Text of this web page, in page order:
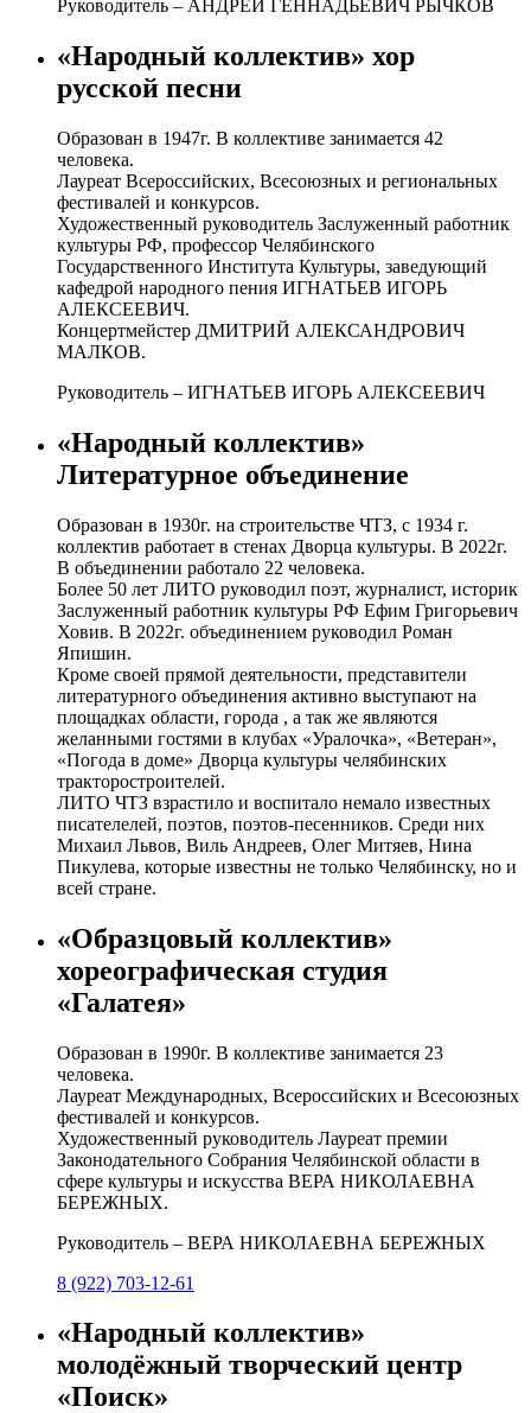
Руководитель – АНДРЕЙ ГЕННАДЬЕВИЧ РЫЧКОВ
«Народный коллектив» хор
русской песни
Образован в 1947г. В коллективе занимается 42
человека.
Лауреат Всероссийских, Всесоюзных и региональных
фестивалей и конкурсов.
Художественный руководитель Заслуженный работник
культуры РФ, профессор Челябинского
Государственного Института Культуры, заведующий
кафедрой народного пения ИГНАТЬЕВ ИГОРЬ
АЛЕКСЕЕВИЧ.
Концертмейстер ДМИТРИЙ АЛЕКСАНДРОВИЧ
МАЛКОВ.
Руководитель – ИГНАТЬЕВ ИГОРЬ АЛЕКСЕЕВИЧ
«Народный коллектив»
Литературное объединение
Образован в 1930г. на строительстве ЧТЗ, с 1934 г.
коллектив работает в стенах Дворца культуры. В 2022г.
В объединении работало 22 человека.
Более 50 лет ЛИТО руководил поэт, журналист, историк
Заслуженный работник культуры РФ Ефим Григорьевич
Ховив. В 2022г. объединением руководил Роман
Япишин.
Кроме своей прямой деятельности, представители
литературного объединения активно выступают на
площадках области, города , а так же являются
желанными гостями в клубах «Уралочка», «Ветеран»,
«Погода в доме» Дворца культуры челябинских
тракторостроителей.
ЛИТО ЧТЗ взрастило и воспитало немало известных
писателелей, поэтов, поэтов-песенников. Среди них
Михаил Львов, Виль Андреев, Олег Митяев, Нина
Пикулева, которые известны не только Челябинску, но и
всей стране.
«Образцовый коллектив»
хореографическая студия
«Галатея»
Образован в 1990г. В коллективе занимается 23
человека.
Лауреат Международных, Всероссийских и Всесоюзных
фестивалей и конкурсов.
Художественный руководитель Лауреат премии
Законодательного Собрания Челябинской области в
сфере культуры и искусства ВЕРА НИКОЛАЕВНА
БЕРЕЖНЫХ.
Руководитель – ВЕРА НИКОЛАЕВНА БЕРЕЖНЫХ
8 (922) 703-12-61
«Народный коллектив»
молодёжный творческий центр
«Поиск»